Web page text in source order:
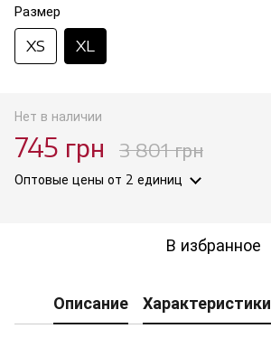
Размер
XS XL
Нет в наличии
745 грн 3 801 грн
Оптовые цены от 2 единиц
В избранное
Описание Характеристики